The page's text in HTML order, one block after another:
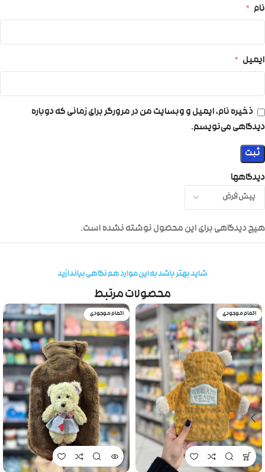
دیدگاهها
هیچ دیدگاهی برای این محصول نوشته نشده است.
نام *
ایمیل *
ذخیره نام، ایمیل و وبسایت من در مرورگر برای زمانی که دوباره
دیدگاهی می‌نویسم.
شاید بهتر باشد به این موارد هم نگاهی بیاندازید
محصولات مرتبط
اتمام موجودی اتمام موجودی